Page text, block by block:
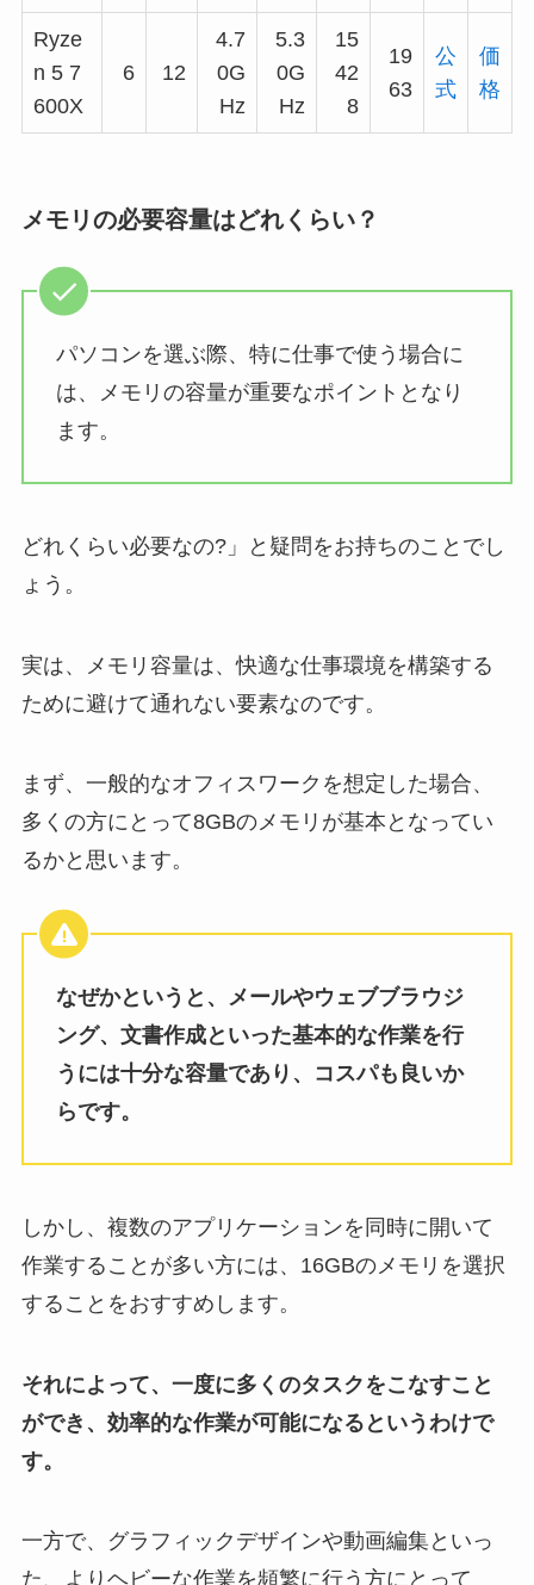
Ryze
n 5 7
600X
6 12
4.7
0G
Hz
5.3
0G
Hz
15
42
8
19
63
公
式
価
格
メモリの必要容量はどれくらい？
パソコンを選ぶ際、特に仕事で使う場合に
は、メモリの容量が重要なポイントとなり
ます。
どれくらい必要なの?」と疑問をお持ちのことでし
ょう。
実は、メモリ容量は、快適な仕事環境を構築する
ために避けて通れない要素なのです。
まず、一般的なオフィスワークを想定した場合、
多くの方にとって8GBのメモリが基本となってい
るかと思います。
なぜかというと、メールやウェブブラウジ
ング、文書作成といった基本的な作業を行
うには十分な容量であり、コスパも良いか
らです。
しかし、複数のアプリケーションを同時に開いて
作業することが多い方には、16GBのメモリを選択
することをおすすめします。
それによって、一度に多くのタスクをこなすこと
ができ、効率的な作業が可能になるというわけで
す。
一方で、グラフィックデザインや動画編集といっ
た、よりヘビーな作業を頻繁に行う方にとって